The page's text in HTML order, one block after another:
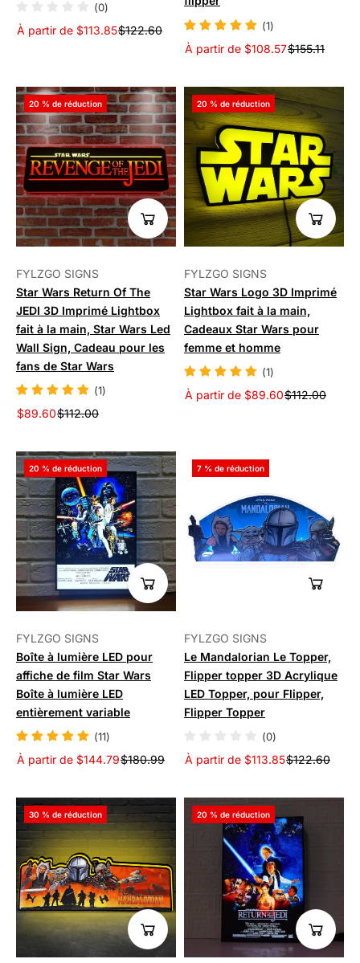
(0)
À partir de $113.85$122.60 (1)
À partir de $108.57$155.11
20 % de réduction
FYLZGO SIGNS
Star Wars Return Of The
JEDI 3D Imprimé Lightbox
fait à la main, Star Wars Led
Wall Sign, Cadeau pour les
fans de Star Wars
(1)
$89.60$112.00
20 % de réduction
FYLZGO SIGNS
Star Wars Logo 3D Imprimé
Lightbox fait à la main,
Cadeaux Star Wars pour
femme et homme
(1)
À partir de $89.60$112.00
20 % de réduction
FYLZGO SIGNS
Boîte à lumière LED pour
affiche de film Star Wars
Boîte à lumière LED
entièrement variable
(11)
À partir de $144.79$180.99
7 % de réduction
FYLZGO SIGNS
Le Mandalorian Le Topper,
Flipper topper 3D Acrylique
LED Topper, pour Flipper,
Flipper Topper
(0)
À partir de $113.85$122.60
30 % de réduction 20 % de réduction